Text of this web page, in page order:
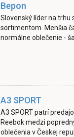
Bepon
Slovenský líder na trhu
sortimentom. Menšia
normálne oblečenie -
A3 SPORT
A3 SPORT patrí
Reebok medzi
oblečenia v Českej